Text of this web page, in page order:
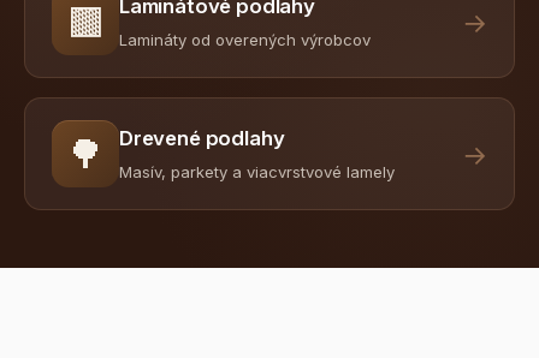
🟫 Laminátové podlahy
Lamináty od overených výrobcov
→
🌳 Drevené podlahy
Masív, parkety a viacvrstvové lamely
→